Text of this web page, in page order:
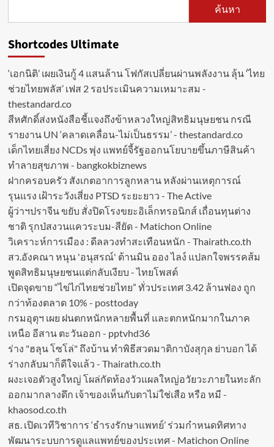
ค้นหา
Shortcodes Ultimate
‘เอกนิติ’ เผยเงินกู้ 4 แสนล้าน โฟกัสเปลี่ยนผ่านพลังงาน ลุ้น ‘ไทย
ช่วยไทยพลัส’ เฟส 2 รอประเมินความเหมาะสม -
thestandard.co
สีหศักดิ์ส่งหนังสือชี้แจงถึงข้าหลวงใหญ่สิทธิมนุษยชน กรณี
รายงาน UN ‘คลาดเคลื่อน-ไม่เป็นธรรม’ - thestandard.co
เด็กไทยเสี่ยง NCDs พุ่ง แพทย์จี้รัฐออกนโยบายขึ้นภาษีสินค้า
ทำลายสุขภาพ - bangkokbiznews
ฝากครอบครัว สังเกตอาการลูกหลาน หลังผ่านเหตุการณ์
รุนแรง เฝ้าระวังเสี่ยง PTSD ระยะยาว - The Active
ผู้ว่าฯปราจีน ขยับ สั่งปิดโรงขยะอิเล็กทรอนิกส์ เถื่อนทุนต่าง
ชาติ รุกป่สงวนแควระบม-สียัด - Matichon Online
วิเคราะห์การเมือง : ดีลลวงทำสะเทือนหนัก - Thairath.co.th
สว.อังคณา หนุน 'อนุสรณ์' ต้านมิน ออง ไลง์ แปลกใจพรรคส้ม
พูดสิทธิมนุษยชนแต่กลับเงียบ - ไทยโพสต์
เปิดจุดขาย “ไข่ไก่ไทยช่วยไทย” ทั่วประเทศ 3.42 ล้านฟอง ถูก
กว่าท้องตลาด 10% - posttoday
กรมอุตุฯ เผย ฝนตกหนักหลายพื้นที่ และตกหนักมากในภาค
เหนือ อีสาน ตะวันออก - pptvhd36
ร่าง "ฮลุน โซโล่" ถึงบ้าน ทำพิธีสวดมาติกาบังสุกุล ย่าบอก ได้
ร่างกลับมาก็ดีใจแล้ว - Thairath.co.th
ผงะเจอตัวสูงใหญ่ โผล่กัดท้องวัวแผลใหญ่อวัยวะภายในทะลัก
ออกมากลางดึก เจ้าของเห็นกับตาไม่ใช่เสือ หรือ หมี -
khaosod.co.th
สธ. เปิดเวทีวิชาการ ‘ธำรงรักษาแพทย์’ ร่วมกำหนดทิศทาง
พัฒนาระบบการดูแลแพทย์ของประเทศ - Matichon Online